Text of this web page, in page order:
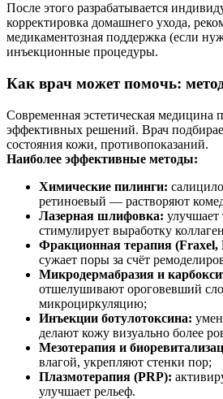
После этого разрабатывается
корректировка домашнего ухода,
медикаментозная поддержка (если
инъекционные процедуры.
Как врач может помочь:
Современная эстетическая медицина
эффективных решений. Врач
состояния кожи, противопоказаний.
Наиболее эффективные методы:
Химические пилинги:
ретиноевый — растворяют
Лазерная шлифовка: улучшает
стимулирует выработку
Фракционная терапия
сужает поры за счёт
Микродермабразия и
отшелушивают ороговевший
микроциркуляцию;
Инъекции ботулотоксина:
делают кожу визуально более
Мезотерапия и
влагой, укрепляют стенки пор;
Плазмотерапия (PRP):
улучшает рельеф.